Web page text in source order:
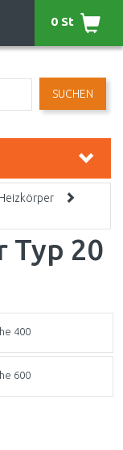
SUCHEN
0 St
Heizkörper
Typ 20
400
600